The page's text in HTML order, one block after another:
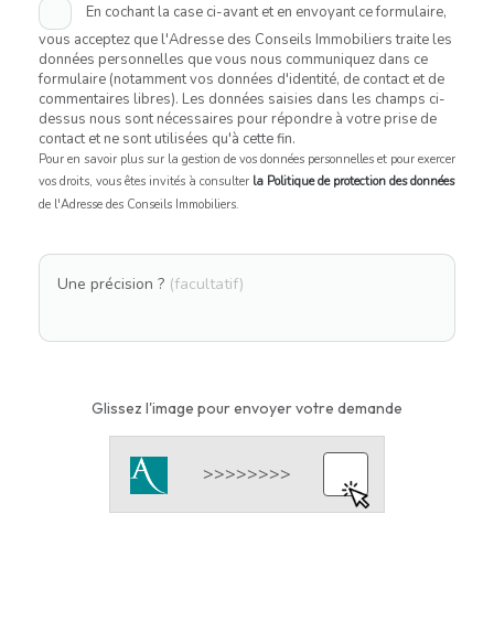
En cochant la case ci-avant et en envoyant ce formulaire,
vous acceptez que l'Adresse des Conseils Immobiliers traite les
données personnelles que vous nous communiquez dans ce
formulaire (notamment vos données d'identité, de contact et de
commentaires libres). Les données saisies dans les champs ci-
dessus nous sont nécessaires pour répondre à votre prise de
contact et ne sont utilisées qu'à cette fin.
Pour en savoir plus sur la gestion de vos données personnelles et pour exercer
vos droits, vous êtes invités à consulter la Politique de protection des données
de l'Adresse des Conseils Immobiliers.
Une précision ? (facultatif)
Glissez l'image pour envoyer votre demande